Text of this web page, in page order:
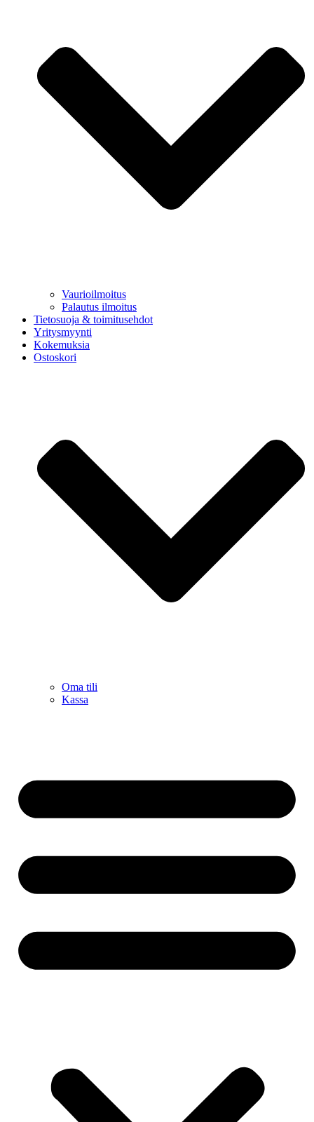
Vaurioilmoitus
Palautus ilmoitus
Tietosuoja & toimitusehdot
Yritysmyynti
Kokemuksia
Ostoskori
Oma tili
Kassa